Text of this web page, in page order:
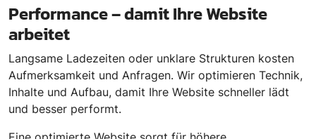
Performance – damit Ihre Website
arbeitet
Langsame Ladezeiten oder unklare Strukturen kosten
Aufmerksamkeit und Anfragen. Wir optimieren Technik,
Inhalte und Aufbau, damit Ihre Website schneller lädt
und besser performt.